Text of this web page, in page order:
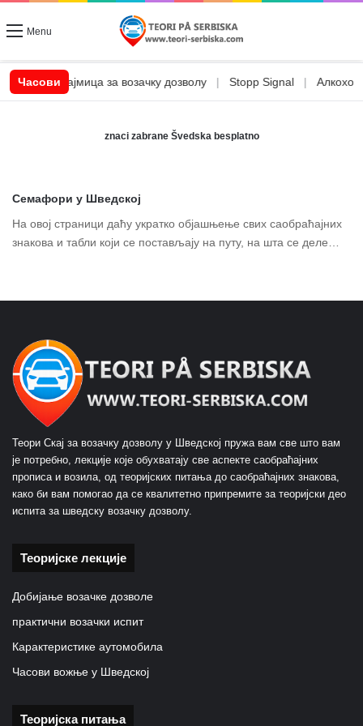
Menu
Часови
CSN позајмица за возачку дозволу | Stopp Signal | Алкохол
znaci zabrane Švedska besplatno
Семафори у Шведској
На овој страници даћу укратко објашњење свих саобраћајних
знакова и табли који се постављају на путу, на шта се деле…
Теори Скај за возачку дозволу у Шведској пружа вам све што вам
је потребно, лекције које обухватају све аспекте саобраћајних
прописа и возила, од теоријских питања до саобраћајних знакова,
како би вам помогао да се квалитетно припремите за теоријски део
испита за шведску возачку дозволу.
Теоријске лекције
Добијање возачке дозволе
практични возачки испит
Карактеристике аутомобила
Часови вожње у Шведској
Теоријска питања